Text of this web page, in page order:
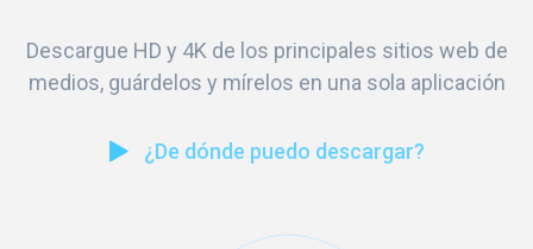
Descargue HD y 4K de los principales sitios web de
medios, guárdelos y mírelos en una sola aplicación
¿De dónde puedo descargar?